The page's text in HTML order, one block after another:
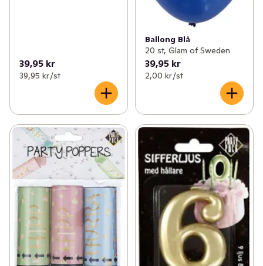
39,95 kr
39,95 kr /st
Ballong Blå
20 st, Glam of Sweden
39,95 kr
2,00 kr /st